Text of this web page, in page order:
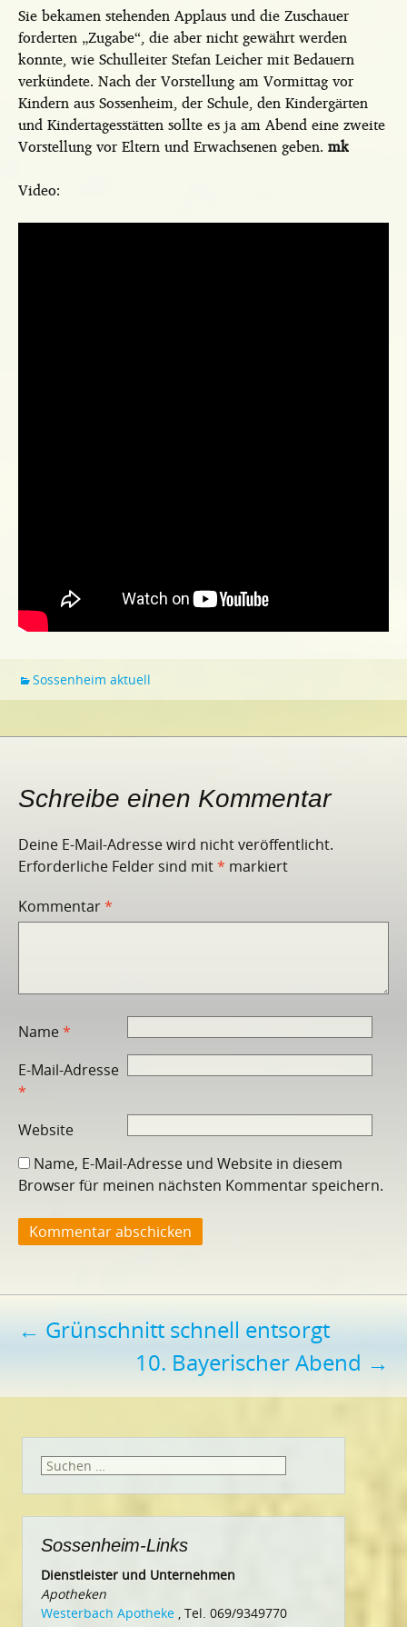
Sie bekamen stehenden Applaus und die Zuschauer
forderten „Zugabe“, die aber nicht gewährt werden
konnte, wie Schulleiter Stefan Leicher mit Bedauern
verkündete. Nach der Vorstellung am Vormittag vor
Kindern aus Sossenheim, der Schule, den Kindergärten
und Kindertagesstätten sollte es ja am Abend eine zweite
Vorstellung vor Eltern und Erwachsenen geben. mk
Video:
Sossenheim aktuell
Schreibe einen Kommentar
Deine E-Mail-Adresse wird nicht veröffentlicht.
Erforderliche Felder sind mit* markiert
Kommentar*
Name*
E-Mail-Adresse
*
Website
Name, E-Mail-Adresse und Website in diesem
Browser für meinen nächsten Kommentar speichern.
Beitragsnavigation
← Grünschnitt schnell entsorgt
10. Bayerischer Abend →
Suchen
Sossenheim-Links
Dienstleister und Unternehmen
Apotheken
Westerbach Apotheke , Tel. 069/9349770